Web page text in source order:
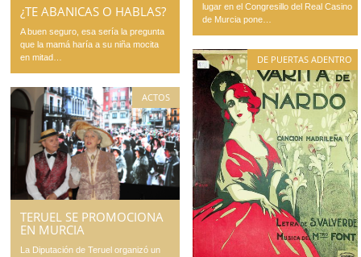
lugar en el Congresillo del Real Casino
de Murcia pone…
¿TE ABANICAS O HABLAS?
A buen seguro, esa sería la pregunta
que la mamá haría a su niña mocita
en mitad…
DE PUERTAS ADENTRO
ACTOS
TERUEL SE PROMOCIONA
EN MURCIA
La Diputación de Teruel organizó un